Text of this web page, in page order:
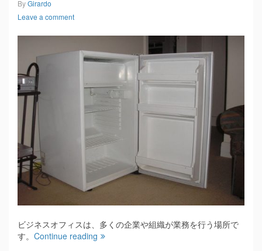
ByGirardo
Leave a comment
ビジネスオフィスは、多くの企業や組織が業務を行う場所で
す。 Continue reading